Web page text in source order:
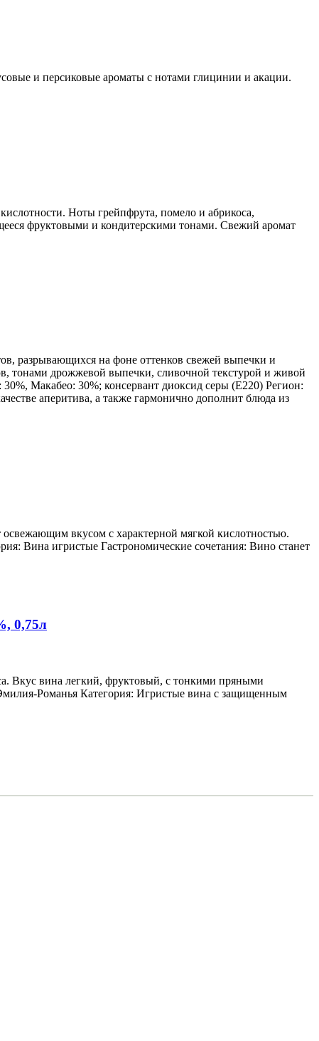
и персиковые ароматы с нотами глицинии и акации.
Ноты грейпфрута, помело и абрикоса,
фруктовыми и кондитерскими тонами. Свежий аромат
разрывающихся на фоне оттенков свежей выпечки и
тонами дрожжевой выпечки, сливочной текстурой и живой
Макабео: 30%; консервант диоксид серы (Е220) Регион:
аперитива, а также гармонично дополнит блюда из
освежающим вкусом с характерной мягкой кислотностью.
Вина игристые Гастрономические сочетания: Вино станет
0,75л
Вкус вина легкий, фруктовый, с тонкими пряными
Романья Категория: Игристые вина с защищенным